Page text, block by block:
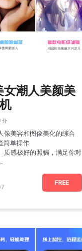
潮人美颜美
分
像美容和图像美化的综合
简单操作
质感极好的照骗，满足你对
FREE